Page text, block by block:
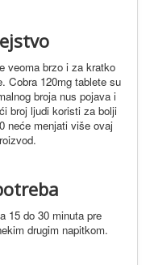
veoma brzo i za kratko
Cobra 120mg tablete su
broja nus pojava i
broj ljudi koristi za bolji
neće menjati više ovaj
15 do 30 minuta pre
drugim napitkom.